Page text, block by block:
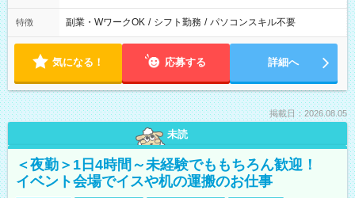
特徴 副業・WワークOK / シフト勤務 / パソコンスキル不要
気になる！ 応募する 詳細へ
掲載日：2026.08.05
未読
＜夜勤＞1日4時間～未経験でももちろん歓迎！
イベント会場でイスや机の運搬のお仕事